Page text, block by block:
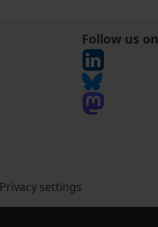
Follow us on
Privacy settings